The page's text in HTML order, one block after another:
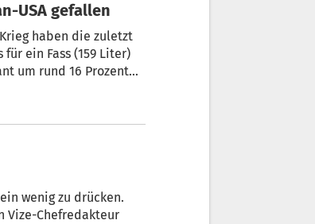
USA gefallen
haben die zuletzt
ein Fass (159 Liter)
um rund 16 Prozent
wenig zu drücken.
Vize-Chefredakteur